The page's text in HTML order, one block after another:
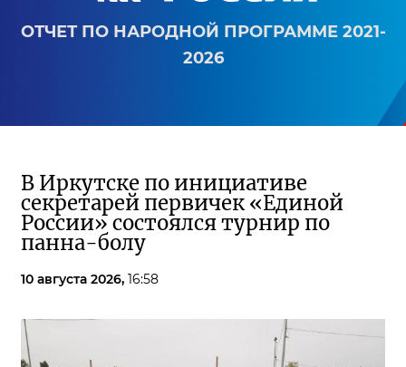
ОТЧЕТ ПО НАРОДНОЙ ПРОГРАММЕ 2021-
2026
В Иркутске по инициативе
секретарей первичек «Единой
России» состоялся турнир по
панна-болу
10 августа 2026, 16:58